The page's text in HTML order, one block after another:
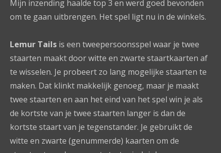
Mijn inzending haalde top 3 en werd goed bevonden
om te gaan uitbrengen. Het spel ligt nu in de winkels.
Lemur Tails is een tweepersoonsspel waar je twee
staarten maakt door witte en zwarte staartkaarten af
te wisselen. Je probeert zo lang mogelijke staarten te
maken. Dat klinkt makkelijk genoeg, maar je maakt
twee staarten en aan het eind van het spel win je als
de kortste van je twee staarten langer is dan de
kortste staart van je tegenstander. Je gebruikt de
witte en zwarte (genummerde) kaarten om de